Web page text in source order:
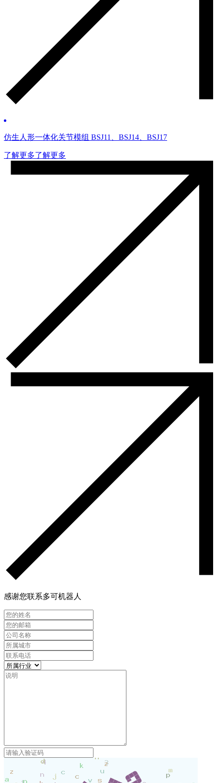
仿生人形一体化关节模组 BSJ11、BSJ14、BSJ17
了解更多了解更多
感谢您联系多可机器人